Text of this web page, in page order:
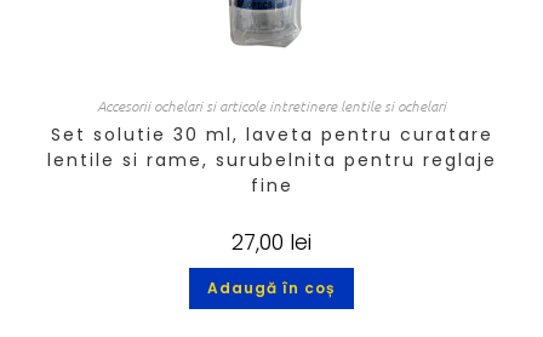
Accesorii ochelari si articole intretinere lentile si ochelari
Set solutie 30 ml, laveta pentru curatare
lentile si rame, surubelnita pentru reglaje
fine
27,00 lei
Adaugă în coș